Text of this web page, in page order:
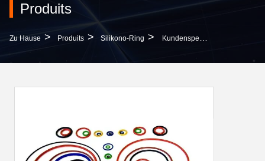
Produits
Zu Hause > Produits > Silikono-Ring > Kundenspezifischer Silikon-O-Ring, Mehrfarbig Transparent, Transluzent, Grau, Schwarz, Rot